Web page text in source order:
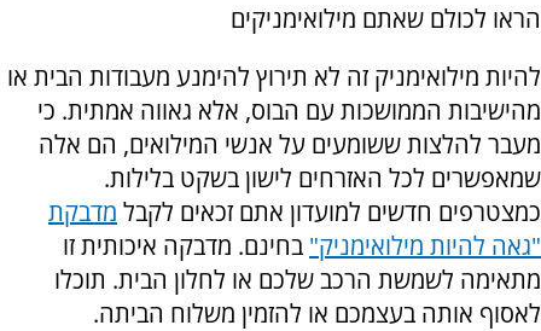
הראו לכולם שאתם מילואימניקים
להיות מילואימניק זה לא תירוץ להימנע מעבודות הבית או
מהישיבות הממושכות עם הבוס, אלא גאווה אמתית. כי
מעבר להלצות ששומעים על אנשי המילואים, הם אלה
שמאפשרים לכל האזרחים לישון בשקט בלילות.
כמצטרפים חדשים למועדון אתם זכאים לקבל מדבקת
"גאה להיות מילואימניק" בחינם. מדבקה איכותית זו
מתאימה לשמשת הרכב שלכם או לחלון הבית. תוכלו
לאסוף אותה בעצמכם או להזמין משלוח הביתה.